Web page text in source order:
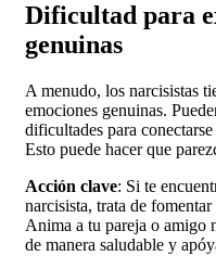
Dificultad para
genuinas
A menudo, los narcisistas
emociones genuinas.
dificultades para
Esto puede hacer que
Acción clave: Si te
narcisista, trata de
Anima a tu pareja o amigo
de manera saludable y